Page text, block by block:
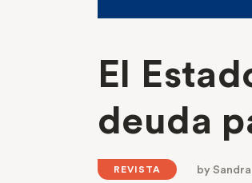
El
deuda
REVISTA by